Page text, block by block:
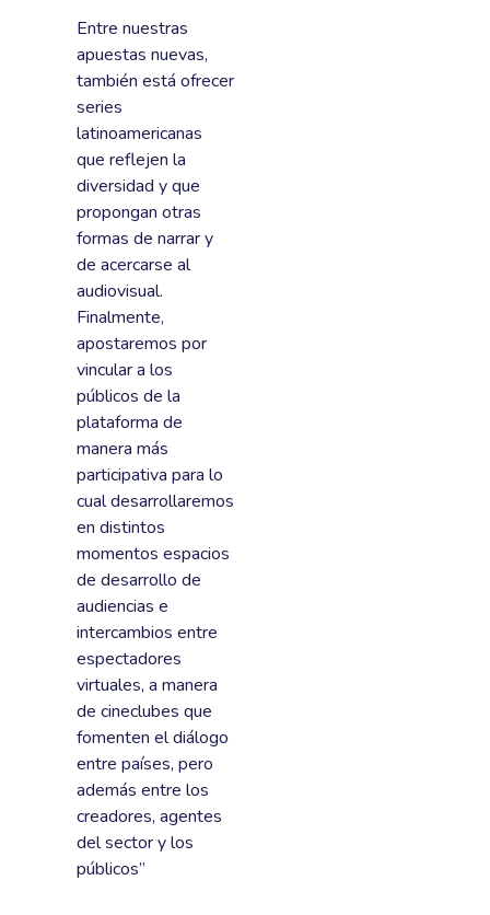
Entre nuestras
apuestas nuevas,
también está ofrecer
series
latinoamericanas
que reflejen la
diversidad y que
propongan otras
formas de narrar y
de acercarse al
audiovisual.
Finalmente,
apostaremos por
vincular a los
públicos de la
plataforma de
manera más
participativa para lo
cual desarrollaremos
en distintos
momentos espacios
de desarrollo de
audiencias e
intercambios entre
espectadores
virtuales, a manera
de cineclubes que
fomenten el diálogo
entre países, pero
además entre los
creadores, agentes
del sector y los
públicos”